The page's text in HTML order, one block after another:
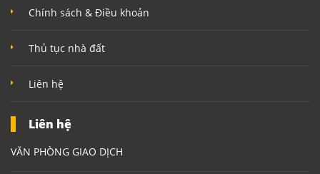
Chính sách & Điều khoản
Thủ tục nhà đất
Liên hệ
Liên hệ
VĂN PHÒNG GIAO DỊCH